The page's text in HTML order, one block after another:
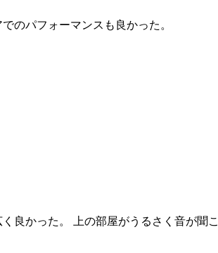
のパフォーマンスも良かった。
良かった。 上の部屋がうるさく音が聞こ